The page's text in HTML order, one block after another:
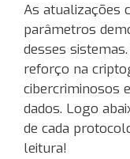
As atualizações
parâmetros
desses
reforço na
cibercriminosos
dados. Logo
de cada
leitura!